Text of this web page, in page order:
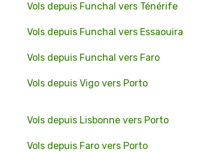
Vols depuis Funchal vers Ténérife
Vols depuis Funchal vers Essaouira
Vols depuis Funchal vers Faro
Vols depuis Vigo vers Porto
Vols depuis Lisbonne vers Porto
Vols depuis Faro vers Porto